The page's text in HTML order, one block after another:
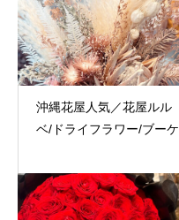
沖縄花屋人気／花屋ルル
ベ/ドライフラワー/ブーケ